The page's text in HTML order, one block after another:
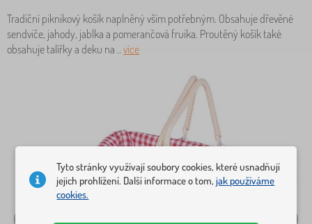
Tradiční piknikový košík naplněný vším potřebným. Obsahuje dřevěné
sendviče, jahody, jablka a pomerančová fruika. Proutěný košík také
obsahuje talířky a deku na .. více
Tyto stránky využívají soubory cookies, které usnadňují
jejich prohlížení. Další informace o tom,jak používáme
cookies.